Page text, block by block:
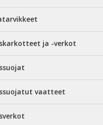
ja -verkot
vaatteet